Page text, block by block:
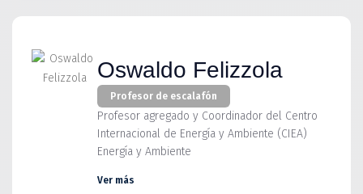
Oswaldo Felizzola
Profesor de escalafón
Profesor agregado y Coordinador del Centro
Internacional de Energía y Ambiente (CIEA)
Energía y Ambiente
Ver más